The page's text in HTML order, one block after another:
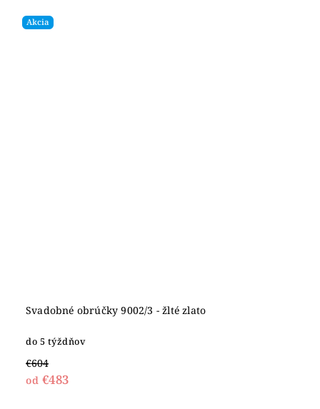
Akcia
Svadobné obrúčky 9002/3 - žlté zlato
do 5 týždňov
€604
od €483